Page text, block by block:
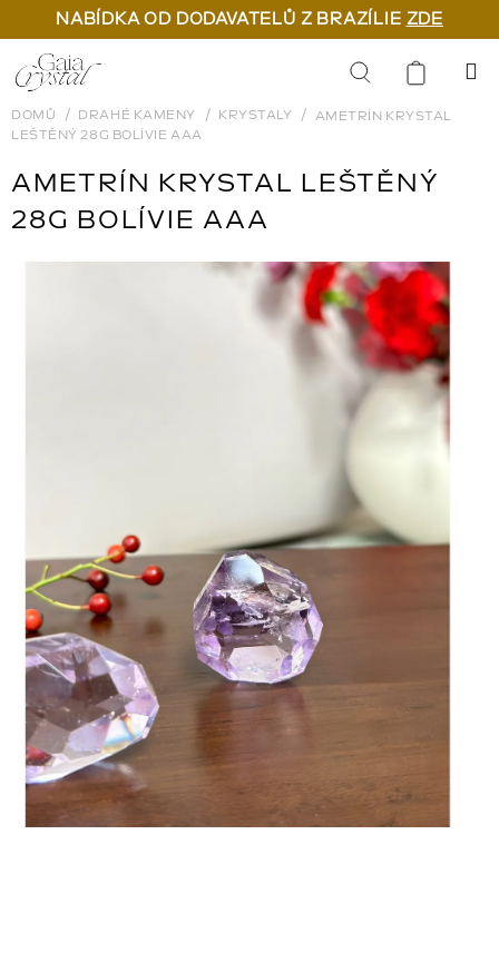
NABÍDKA OD DODAVATELŮ Z BRAZÍLIE ZDE
Přejít
na
obsah
Hledat
DOMŮ DRAHÉ KAMENY KRYSTALY
AMETRÍN KRYSTAL
LEŠTĚNÝ 28G BOLÍVIE AAA
AMETRÍN KRYSTAL LEŠTĚNÝ
28G BOLÍVIE AAA